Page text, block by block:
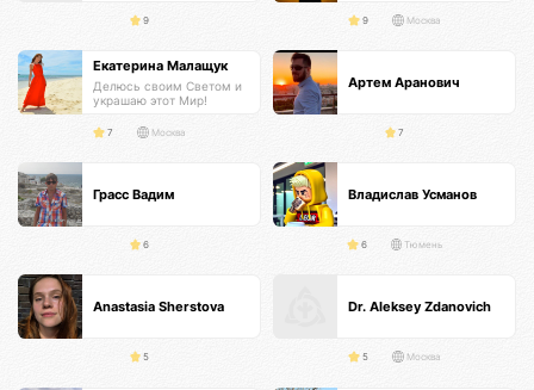
9 9 Москва
Екатерина Малащук
Делюсь своим Светом и
украшаю этот Мир!
7 Москва
Артем Аранович
7
Грасс Вадим
6
Владислав Усманов
6 Тюмень
Anastasia Sherstova
5
Dr. Aleksey Zdanovich
5 Москва